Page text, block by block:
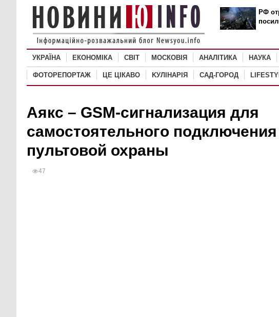
РФ
УКРАЇНА ЕКОНОМІКА СВІТ MОСКОВІЯ АНАЛІТИКА НАУКА
ФОТОРЕПОРТАЖ ЦЕ ЦІКАВО KУЛІНАРІЯ САД-ГОРОД
Аякс – GSM-сигнализация для
самостоятельного подключения
пультовой охраны
47